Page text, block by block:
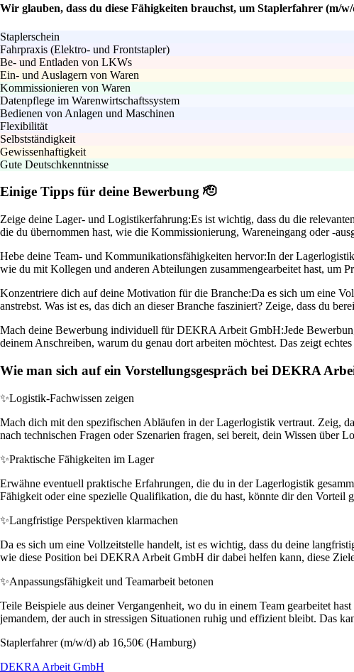
Wir glauben, dass du diese Fähigkeiten brauchst, um Staplerfahrer (m/
Staplerschein
Fahrpraxis (Elektro- und Frontstapler)
Be- und Entladen von LKWs
Ein- und Auslagern von Waren
Kommissionieren von Waren
Datenpflege im Warenwirtschaftssystem
Bedienen von Anlagen und Maschinen
Flexibilität
Selbstständigkeit
Gewissenhaftigkeit
Gute Deutschkenntnisse
Einige Tipps für deine Bewerbung 🫡
Zeige deine Lager- und Logistikerfahrung:Es ist wichtig, dass du die
die du übernommen hast, wie die Kommissionierung, Wareneingang oder -
Hebe deine Team- und Kommunikationsfähigkeiten hervor:In der
wie du mit Kollegen und anderen Abteilungen zusammengearbeitet hast, um
Konzentriere dich auf deine Motivation für die Branche:Da es sich um eine
anstrebst. Was ist es, das dich an dieser Branche fasziniert? Zeige, dass du
Mach deine Bewerbung individuell für DEKRA Arbeit GmbH:Jede
deinem Anschreiben, warum du genau dort arbeiten möchtest. Das zeigt
Wie man sich auf ein Vorstellungsgespräch bei DEKRA
✨Logistik-Fachwissen zeigen
Mach dich mit den spezifischen Abläufen in der Lagerlogistik vertraut. Zeig,
nach technischen Fragen oder Szenarien fragen, sei bereit, dein Wissen über
✨Praktische Fähigkeiten im Lager
Erwähne eventuell praktische Erfahrungen, die du in der Lagerlogistik
Fähigkeit oder eine spezielle Qualifikation, die du hast, könnte dir den Vorteil
✨Langfristige Perspektiven klarmachen
Da es sich um eine Vollzeitstelle handelt, ist es wichtig, dass du deine
wie diese Position bei DEKRA Arbeit GmbH dir dabei helfen kann, diese
✨Anpassungsfähigkeit und Teamarbeit betonen
Teile Beispiele aus deiner Vergangenheit, wo du in einem Team gearbeitet
jemandem, der auch in stressigen Situationen ruhig und effizient bleibt. Das
Staplerfahrer (m/w/d) ab 16,50€ (Hamburg)
DEKRA Arbeit GmbH